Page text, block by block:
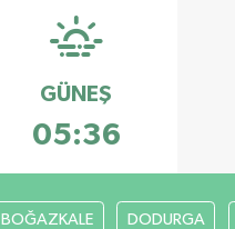
GÜNEŞ
05:36
BOĞAZKALE DODURGA